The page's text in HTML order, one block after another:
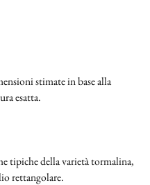
stimate in base alla
esatta.
tipiche della varietà tormalina,
rettangolare.